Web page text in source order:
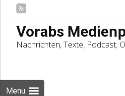
Vorabs
Nachrichten, Texte, Podcast,
Menu